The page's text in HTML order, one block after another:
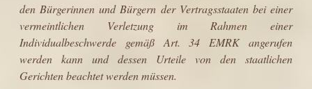
den Bürgerinnen und Bürgern der Vertragsstaaten bei einer
vermeintlichen Verletzung im Rahmen einer
Individualbeschwerde gemäß Art. 34 EMRK angerufen
werden kann und dessen Urteile von den staatlichen
Gerichten beachtet werden müssen.